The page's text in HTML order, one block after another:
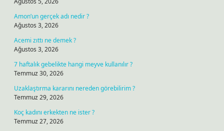
Amon’un gerçek adı nedir ?
Ağustos 3, 2026
Acemi zıttı ne demek ?
Ağustos 3, 2026
7 haftalık gebelikte hangi meyve kullanılır ?
Temmuz 30, 2026
Uzaklaştırma kararını nereden görebilirim ?
Temmuz 29, 2026
Koç kadını erkekten ne ister ?
Temmuz 27, 2026